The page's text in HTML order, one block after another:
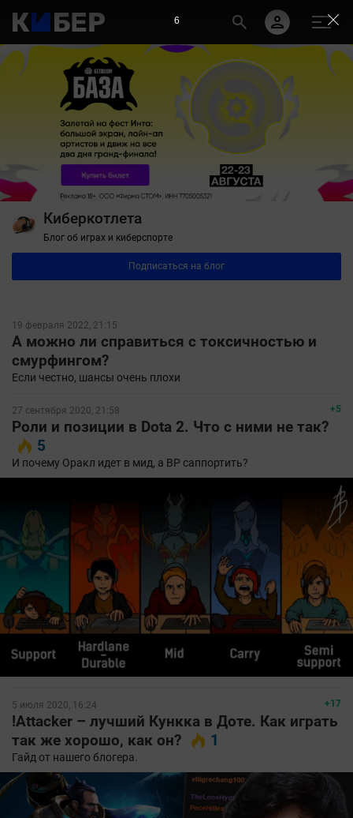
Киберкотлета
Блог об играх и киберспорте
Подписаться на блог
19 февраля 2022, 21:15
А можно ли справиться с токсичностью и
смурфингом?
Если честно, шансы очень плохи
+5
27 сентября 2020, 21:58
Роли и позиции в Dota 2. Что с ними не так?
5
И почему Оракл идет в мид, а ВР саппортить?
+17
5 июля 2020, 16:24
!Attacker – лучший Кункка в Доте. Как играть
так же хорошо, как он?
1
Гайд от нашего блогера.
6